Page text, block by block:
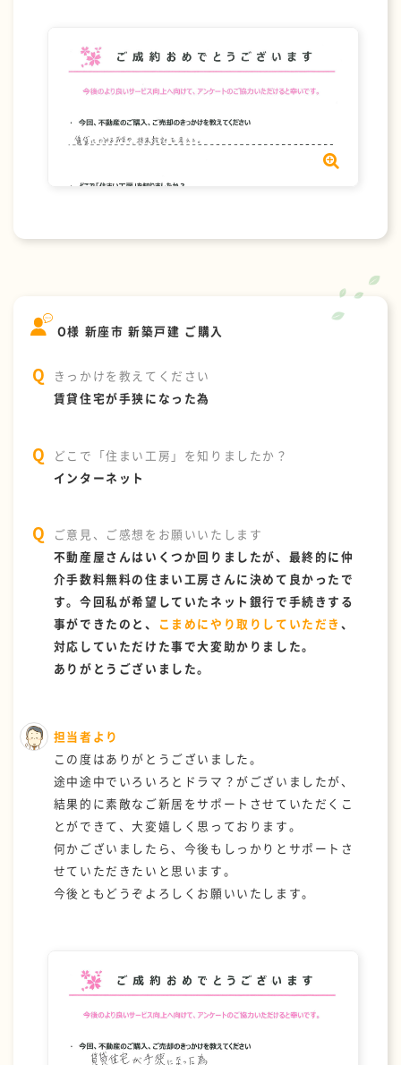
O様 新座市 新築戸建 ご購入
きっかけを教えてください
賃貸住宅が手狭になった為
どこで「住まい工房」を知りましたか？
インターネット
ご意見、ご感想をお願いいたします
不動産屋さんはいくつか回りましたが、最終的に仲
介手数料無料の住まい工房さんに決めて良かったで
す。今回私が希望していたネット銀行で手続きする
事ができたのと、
こまめにやり取りしていただき 、
対応していただけた事で大変助かりました。
ありがとうございました。
担当者より
この度はありがとうございました。
途中途中でいろいろとドラマ？がございましたが、
結果的に素敵なご新居をサポートさせていただくこ
とができて、大変嬉しく思っております。
何かございましたら、今後もしっかりとサポートさ
せていただきたいと思います。
今後ともどうぞよろしくお願いいたします。